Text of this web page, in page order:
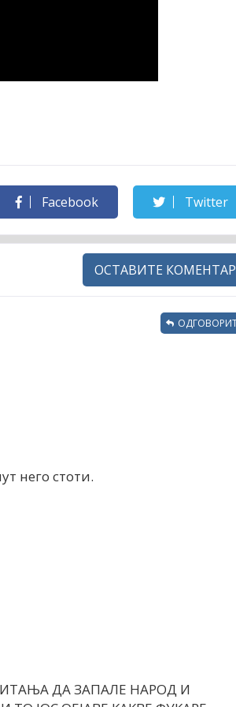
Facebook Twitter
ОСТАВИТЕ КОМЕНТАР
него стоти.
ДА ЗАПАЛЕ НАРОД И